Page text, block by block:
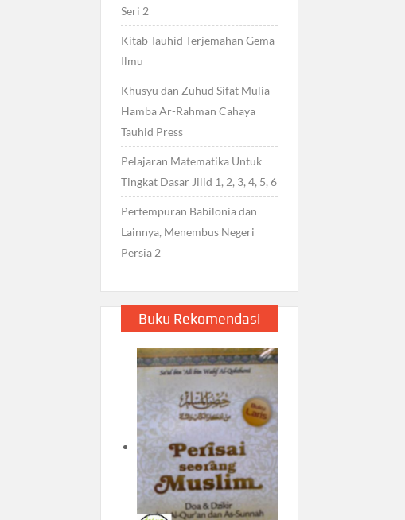
Seri 2
Kitab Tauhid Terjemahan Gema
Ilmu
Khusyu dan Zuhud Sifat Mulia
Hamba Ar-Rahman Cahaya
Tauhid Press
Pelajaran Matematika Untuk
Tingkat Dasar Jilid 1, 2, 3, 4, 5, 6
Pertempuran Babilonia dan
Lainnya, Menembus Negeri
Persia 2
Buku Rekomendasi